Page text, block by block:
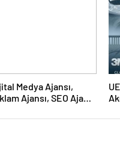
Ajansı, SEO Ajansı